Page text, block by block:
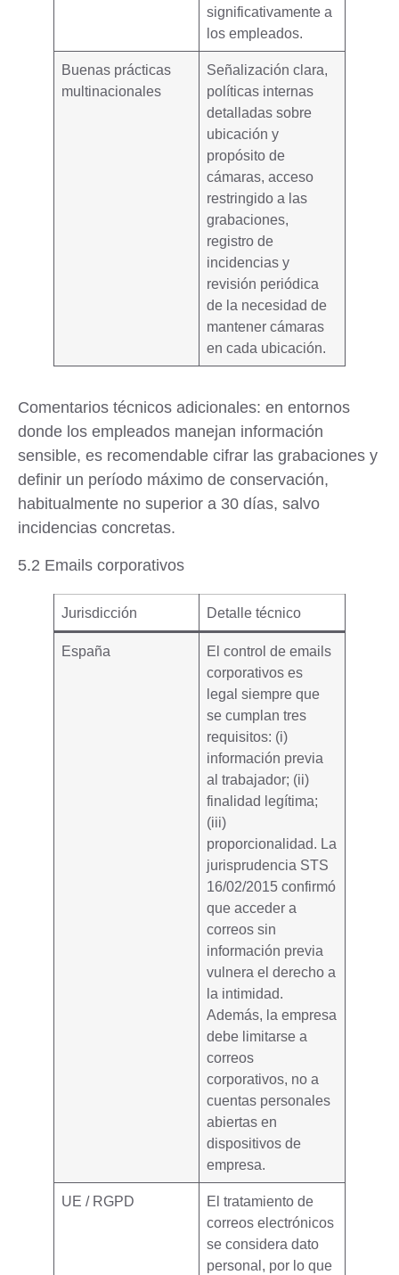
significativamente a
los empleados.
Buenas prácticas
multinacionales
Señalización clara,
políticas internas
detalladas sobre
ubicación y
propósito de
cámaras, acceso
restringido a las
grabaciones,
registro de
incidencias y
revisión periódica
de la necesidad de
mantener cámaras
en cada ubicación.
Comentarios técnicos adicionales: en entornos
donde los empleados manejan información
sensible, es recomendable cifrar las grabaciones y
definir un período máximo de conservación,
habitualmente no superior a 30 días, salvo
incidencias concretas.
5.2 Emails corporativos
Jurisdicción Detalle técnico
España
El control de emails
corporativos es
legal siempre que
se cumplan tres
requisitos: (i)
información previa
al trabajador; (ii)
finalidad legítima;
(iii)
proporcionalidad. La
jurisprudencia STS
16/02/2015 confirmó
que acceder a
correos sin
información previa
vulnera el derecho a
la intimidad.
Además, la empresa
debe limitarse a
correos
corporativos , no a
cuentas personales
abiertas en
dispositivos de
empresa.
UE / RGPD
El tratamiento de
correos electrónicos
se consideradato
personal , por lo que